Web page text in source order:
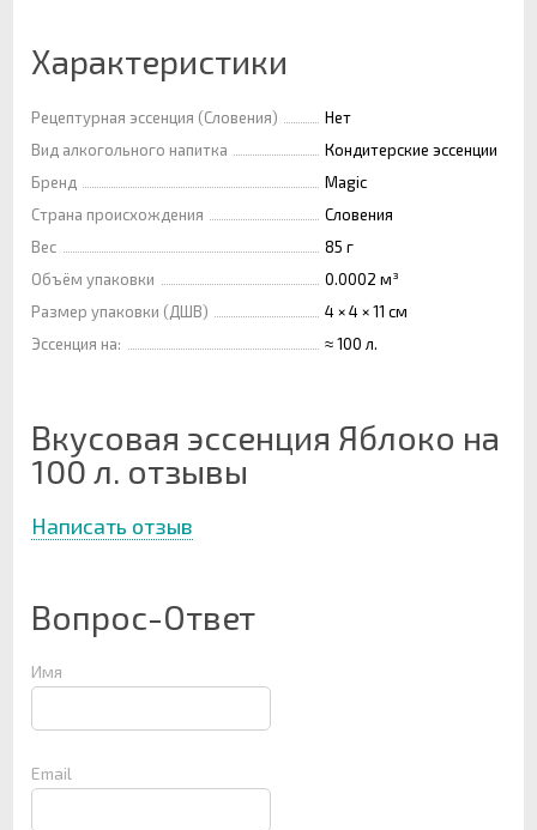
Характеристики
Рецептурная эссенция (Словения)
Нет
Вид алкогольного напитка
Кондитерские эссенции
Бренд
Magic
Страна происхождения
Словения
Вес
85 г
Объём упаковки
0.0002 м³
Размер упаковки (ДШВ)
4 × 4 × 11 см
Эссенция на:
≈ 100 л.
Вкусовая эссенция Яблоко на
100 л. отзывы
Написать отзыв
Вопрос-Ответ
Имя
Email